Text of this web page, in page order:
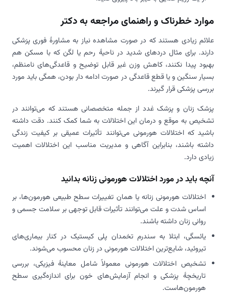
موارد خطرناک و راهنمای مراجعه به دکتر
علائم زیادی هستند که در صورت مشاهده نیاز به مشاورۀ فوری پزشکی
دارند. برای مثال دردهای شدید در ناحیۀ رحم یا لگن که با مسکن هم
بهبود پیدا نکنند، کاهش وزن غیر قابل توضیح و قاعدگی‌های نامنظم،
بسیار سنگین و یا قطع قاعدگی در صورت ادامه دار بودن، همگی باید مورد
بررسی پزشکی قرار گیرند.
پزشک زنان و پزشک غدد از جمله متخصصانی هستند که می‌توانند در
تشخیص به موقع و درمان این اختلالات به شما کمک کنند. دقت داشته
باشید که اختلالات هورمونی می‌توانند تأثیرات عمیقی بر کیفیت زندگی
داشته باشند، بنابراین آگاهی و مدیریت مناسب این اختلالات اهمیت
زیادی دارد.
آنچه باید در مورد اختلالات هورمونی زنانه بدانید
اختلالات هورمونی زنانه یا همان تغییرات سطح طبیعی هورمون‌ها، بر
اساس شدت و علت می‌توانند تأثیرات قابل توجهی بر سلامت جسمی و
روانی زنان داشته باشند.
یائسگی، ابتلا به سندرم تخمدان پلی کیستیک در کنار بیماری‌های
تیروئید، شایع‌ترین اختلالات هورمونی در زنان محسوب می‌شوند.
تشخیص اختلالات هورمونی معمولاً شامل معاینۀ فیزیکی، بررسی
تاریخچۀ پزشکی و انجام آزمایش‌های خون برای اندازه‌گیری سطح
هورمون‌هاست.